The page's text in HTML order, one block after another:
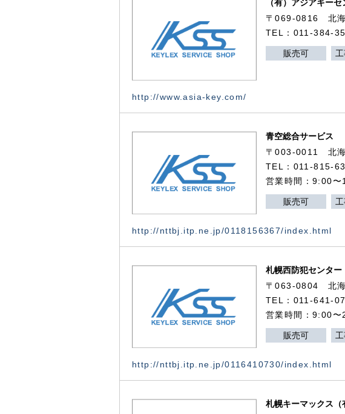
（有）アジアキー
〒069-0816 北海
TEL：011-384-
販売可
http://www.asia-key.com/
青空総合サービス
〒003-0011 北海
TEL：011-815-
営業時間：9:00
販売可
http://nttbj.itp.ne.jp/0118156367/index.html
札幌西防犯センター
〒063-0804 北
TEL：011-641-
営業時間：9:00
販売可
http://nttbj.itp.ne.jp/0116410730/index.html
札幌キーマックス（